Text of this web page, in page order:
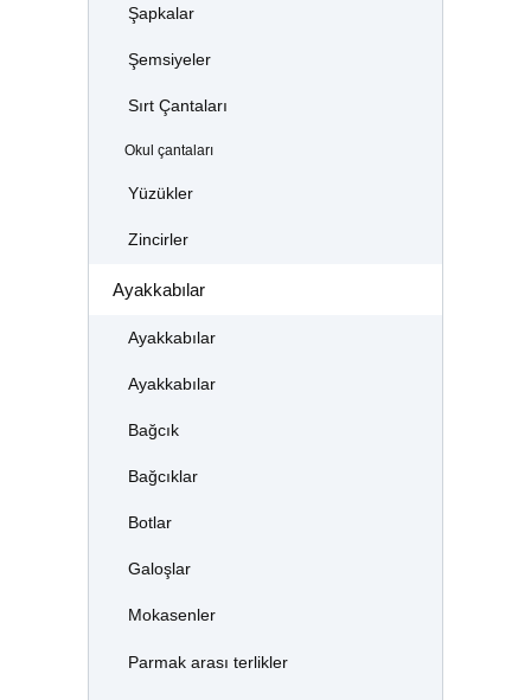
Şapkalar
Şemsiyeler
Sırt Çantaları
Okul çantaları
Yüzükler
Zincirler
Ayakkabılar
Ayakkabılar
Ayakkabılar
Bağcık
Bağcıklar
Botlar
Galoşlar
Mokasenler
Parmak arası terlikler